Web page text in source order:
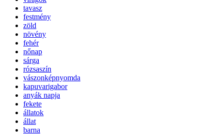
tavasz
festmény
zöld
növény
fehér
nőnap
sárga
rózsaszín
vászonképnyomda
kapuvarigabor
anyák napja
fekete
állatok
állat
barna